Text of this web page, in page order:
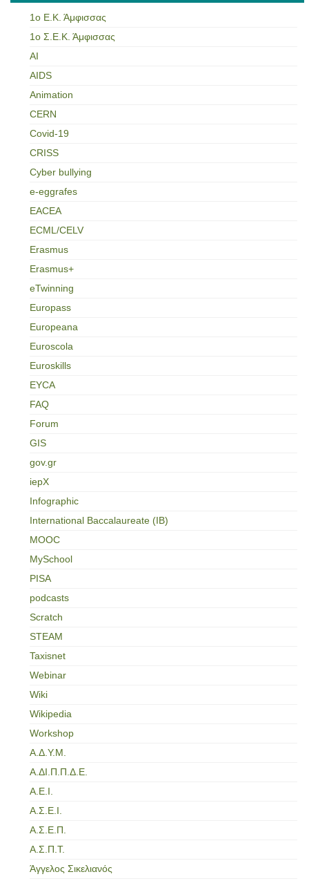
1ο Ε.Κ. Άμφισσας
1ο Σ.Ε.Κ. Άμφισσας
AI
AIDS
Animation
CERN
Covid-19
CRISS
Cyber bullying
e-eggrafes
EACEA
ECML/CELV
Erasmus
Erasmus+
eTwinning
Europass
Europeana
Euroscola
Euroskills
EYCA
FAQ
Forum
GIS
gov.gr
iepX
Infographic
International Baccalaureate (IB)
MOOC
MySchool
PISA
podcasts
Scratch
STEAM
Taxisnet
Webinar
Wiki
Wikipedia
Workshop
Α.Δ.Υ.Μ.
Α.ΔΙ.Π.Π.Δ.Ε.
Α.Ε.Ι.
Α.Σ.Ε.Ι.
Α.Σ.Ε.Π.
Α.Σ.Π.Τ.
Άγγελος Σικελιανός